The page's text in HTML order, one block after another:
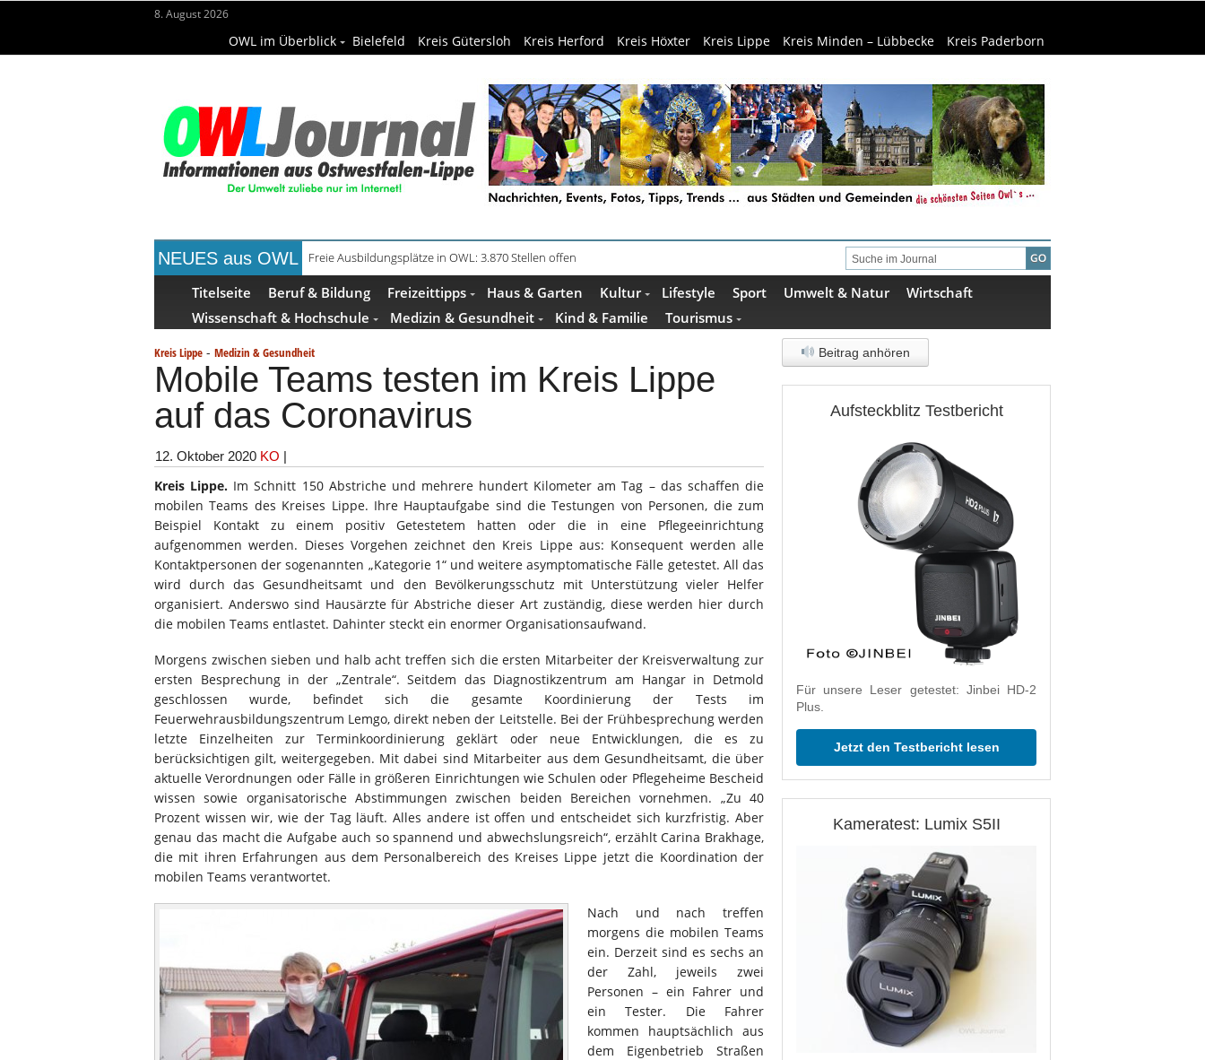
8. August 2026
OWL im Überblick Bielefeld Kreis Gütersloh Kreis Herford Kreis Höxter Kreis Lippe Kreis Minden – Lübbecke Kreis Paderborn
NEUES aus OWL Freie Ausbildungsplätze in OWL: 3.870 Stellen offen
Recyclingpapier in Küche und Bad schont Ressourcen
Titelseite Beruf & Bildung Freizeittipps Haus & Garten Kultur Lifestyle Sport Umwelt & Natur
Wirtschaft
Wissenschaft & Hochschule
Medizin & Gesundheit Kind & Familie Tourismus
Kreis Lippe - Medizin & Gesundheit
Mobile Teams testen im Kreis Lippe
auf das Coronavirus
12. Oktober 2020 KO |
Kreis Lippe. Im Schnitt 150 Abstriche und mehrere hundert Kilometer am Tag – das schaffen die
mobilen Teams des Kreises Lippe. Ihre Hauptaufgabe sind die Testungen von Personen, die zum
Beispiel Kontakt zu einem positiv Getestetem hatten oder die in eine Pflegeeinrichtung
aufgenommen werden. Dieses Vorgehen zeichnet den Kreis Lippe aus: Konsequent werden alle
Kontaktpersonen der sogenannten „Kategorie 1“ und weitere asymptomatische Fälle getestet. All das
wird durch das Gesundheitsamt und den Bevölkerungsschutz mit Unterstützung vieler Helfer
organisiert. Anderswo sind Hausärzte für Abstriche dieser Art zuständig, diese werden hier durch
die mobilen Teams entlastet. Dahinter steckt ein enormer Organisationsaufwand.
Morgens zwischen sieben und halb acht treffen sich die ersten Mitarbeiter der Kreisverwaltung zur
ersten Besprechung in der „Zentrale“. Seitdem das Diagnostikzentrum am Hangar in Detmold
geschlossen wurde, befindet sich die gesamte Koordinierung der Tests im
Feuerwehrausbildungszentrum Lemgo, direkt neben der Leitstelle. Bei der Frühbesprechung werden
letzte Einzelheiten zur Terminkoordinierung geklärt oder neue Entwicklungen, die es zu
berücksichtigen gilt, weitergegeben. Mit dabei sind Mitarbeiter aus dem Gesundheitsamt, die über
aktuelle Verordnungen oder Fälle in größeren Einrichtungen wie Schulen oder Pflegeheime Bescheid
wissen sowie organisatorische Abstimmungen zwischen beiden Bereichen vornehmen. „Zu 40
Prozent wissen wir, wie der Tag läuft. Alles andere ist offen und entscheidet sich kurzfristig. Aber
genau das macht die Aufgabe auch so spannend und abwechslungsreich“, erzählt Carina Brakhage,
die mit ihren Erfahrungen aus dem Personalbereich des Kreises Lippe jetzt die Koordination der
mobilen Teams verantwortet.
Nach und nach treffen
morgens die mobilen Teams
ein. Derzeit sind es sechs an
der Zahl, jeweils zwei
Personen – ein Fahrer und
ein Tester. Die Fahrer
kommen hauptsächlich aus
dem Eigenbetrieb Straßen
Beitrag anhören
Aufsteckblitz Testbericht
Für unsere Leser getestet: Jinbei HD-2
Plus.
Jetzt den Testbericht lesen
Kameratest: Lumix S5II